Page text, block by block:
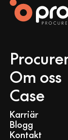
Om oss
Case
Karriär
Blogg
Kontakt